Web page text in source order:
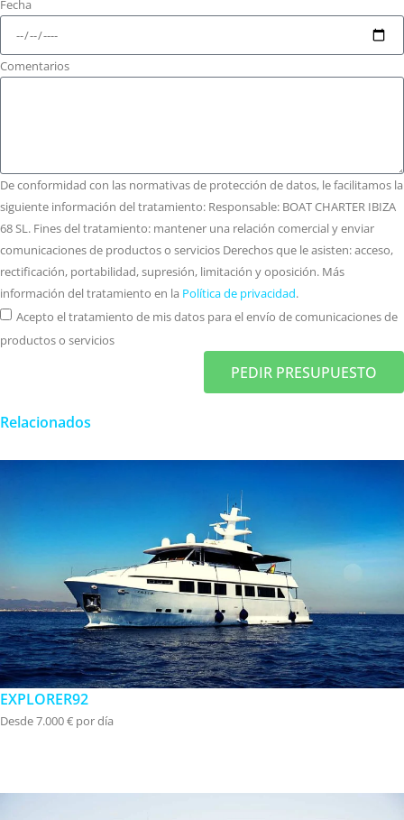
Fecha
Comentarios
De conformidad con las normativas de protección de datos, le facilitamos la
siguiente información del tratamiento: Responsable: BOAT CHARTER IBIZA
68 SL. Fines del tratamiento: mantener una relación comercial y enviar
comunicaciones de productos o servicios Derechos que le asisten: acceso,
rectificación, portabilidad, supresión, limitación y oposición. Más
información del tratamiento en la Política de privacidad.
Acepto el tratamiento de mis datos para el envío de comunicaciones de
productos o servicios
PEDIR PRESUPUESTO
Relacionados
EXPLORER92
Desde 7.000 € por día